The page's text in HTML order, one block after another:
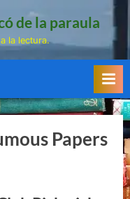
de la paraula
la lectura.
Papers